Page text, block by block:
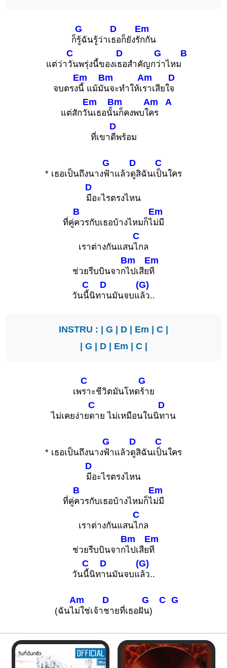
ก็
G
รู้ฉันรู้ว่าเ
D
ธอก็ยังรั
Em
กกัน
แต่ว่า
C
วันพรุ่งนี้ของเ
D
ธอสำคัญก
G
ว่าไหม
B
จบตรง
Em
นี้ แม้มั
Bm
นจะทำให้เ
Am
ราเสียใ
D
จ
แต่สักวั
Em
นเธอนั้
Bm
นก็คงพบใ
Am
คร
A
ที่เขา
D
ดีพร้อม
* เธอเป็นถึงนาง
G
ฟ้าแล้ว
D
ดูสิฉันเ
C
ป็นใคร
D
มีอะไรตรงไหน
ที่คู่
B
ควรกับเธอบ้างไหมก็ไ
Em
ม่มี
เราต่างกันแสน
C
ไกล
ช่วยรีบบินจาก
Bm
ไปเสีย
Em
ที
วัน
C
นี้นิท
D
านมันจบแ
(G)
ล้ว..
INSTRU : | G | D | Em | C |
| G | D| Em | C|
เพ
C
ราะชีวิตมันโหด
G
ร้าย
ไม่เคยง่าย
C
ดาย ไม่เหมือนในนิ
D
ทาน
* เธอเป็นถึงนาง
G
ฟ้าแล้ว
D
ดูสิฉันเ
C
ป็นใคร
D
มีอะไรตรงไหน
ที่คู่
B
ควรกับเธอบ้างไหมก็ไ
Em
ม่มี
เราต่างกันแสน
C
ไกล
ช่วยรีบบินจาก
Bm
ไปเสีย
Em
ที
วัน
C
นี้นิท
D
านมันจบแ
(G)
ล้ว..
(ฉันไ
Am
ม่ใช่เจ้า
D
ชายที่เธอฝั
G
น)
C G